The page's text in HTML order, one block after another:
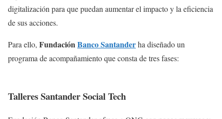
digitalización para que puedan aumentar el impacto y la eficiencia
de sus acciones.
Para ello, FundaciónBanco Santanderha diseñado un
programa de acompañamiento que consta de tres fases:
Talleres Santander Social Tech